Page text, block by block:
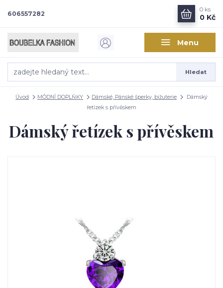
Menu
Hledat
606557282
0 ks
0 Kč
Úvod MÓDNÍ DOPLŇKY Dámské, Pánské šperky, bižuterie
Dámský
řetízek s přívěskem
Dámský řetízek s přívěskem